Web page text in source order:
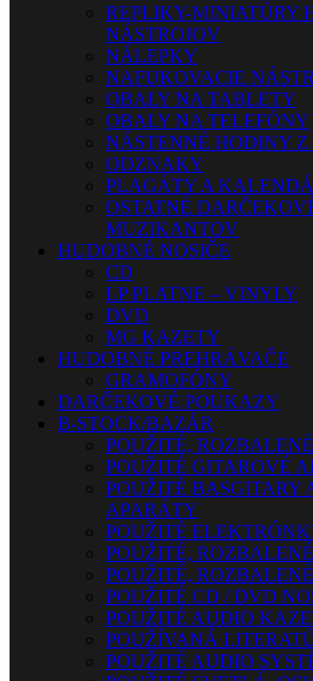
REPLIKY-MINIATÚRY
NÁSTROJOV
NÁLEPKY
NAFUKOVACIE
OBALY NA TABLETY
OBALY NA TELEFÓNY
NÁSTENNÉ HODINY
ODZNAKY
PLAGÁTY A
OSTATNÉ
MUZIKANTOV
HUDOBNÉ NOSIČE
CD
LP PLATNE – VINYLY
DVD
MG KAZETY
HUDOBNÉ PREHRÁVAČE
GRAMOFÓNY
DARČEKOVÉ POUKAZY
B-STOCK/BAZÁR
POUŽITÉ,
POUŽITÉ GITAROVÉ
POUŽITÉ BASGITARY
APARÁTY
POUŽITÉ
POUŽITÉ,
POUŽITÉ,
POUŽITÉ CD / DVD
POUŽITÉ AUDIO
POUŽÍVANÁ
POUŽITÉ AUDIO